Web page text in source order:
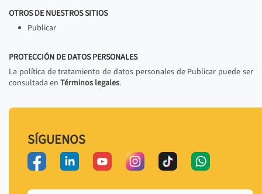
OTROS DE NUESTROS SITIOS
Publicar
PROTECCIÓN DE DATOS PERSONALES
La política de tratamiento de datos personales de Publicar puede ser
consultada en Términos legales.
SÍGUENOS